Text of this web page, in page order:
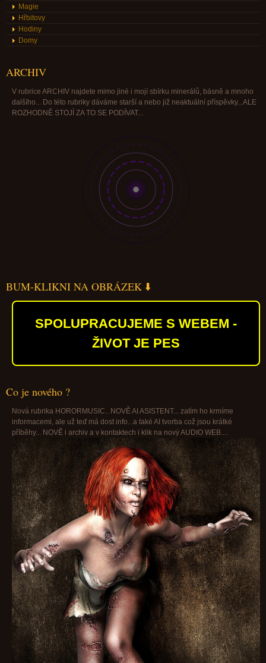
Magie
Hřbitovy
Hodiny
Domy
ARCHIV
V rubrice ARCHIV najdete mimo jiné i mojí sbírku minerálů, básně a mnoho
dalšího... Do této rubriky dáváme starší a nebo již neaktuální příspěvky...ALE
ROZHODNĚ STOJÍ ZA TO SE PODÍVAT...
BUM-KLIKNI NA OBRÁZEK ⬇️
SPOLUPRACUJEME S WEBEM -
ŽIVOT JE PES
Co je nového ?
Nová rubrika HORORMUSIC.. NOVĚ AI ASISTENT... zatím ho krmíme
informacemi, ale už teď má dost info...a také AI tvorba což jsou krátké
příběhy... NOVĚ i archiv a v kontaktech i klik na nový AUDIO WEB....